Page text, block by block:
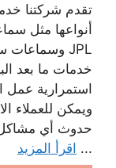
تقدم شركتنا
أنواعها مثل
خدمات ما بعد
استمرارية عمل
ويمكن للعملاء
حدوث أي مشاكل
... اقرأ المزيد